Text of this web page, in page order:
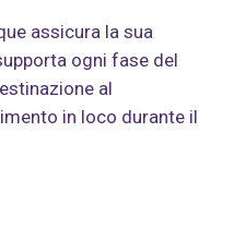
assicura la sua
ogni fase del
al
in loco durante il